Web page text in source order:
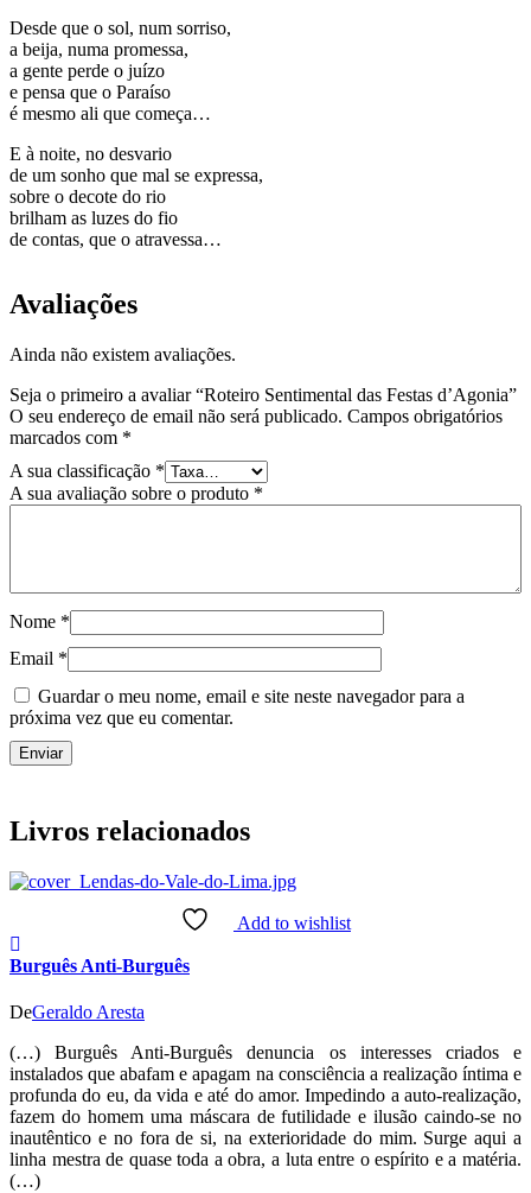
Desde que o sol, num sorriso,
a beija, numa promessa,
a gente perde o juízo
e pensa que o Paraíso
é mesmo ali que começa…
E à noite, no desvario
de um sonho que mal se expressa,
sobre o decote do rio
brilham as luzes do fio
de contas, que o atravessa…
Avaliações
Ainda não existem avaliações.
Seja o primeiro a avaliar “Roteiro Sentimental das Festas d’Agonia”
O seu endereço de email não será publicado. Campos obrigatórios
marcados com *
A sua classificação *
A sua avaliação sobre o produto *
Nome *
Email *
Guardar o meu nome, email e site neste navegador para a
próxima vez que eu comentar.
Livros relacionados
Add to wishlist
Burguês Anti-Burguês
DeGeraldo Aresta
(…) Burguês Anti-Burguês denuncia os interesses criados e
instalados que abafam e apagam na consciência a realização íntima e
profunda do eu, da vida e até do amor. Impedindo a auto-realização,
fazem do homem uma máscara de futilidade e ilusão caindo-se no
inautêntico e no fora de si, na exterioridade do mim. Surge aqui a
linha mestra de quase toda a obra, a luta entre o espírito e a matéria.
(…)